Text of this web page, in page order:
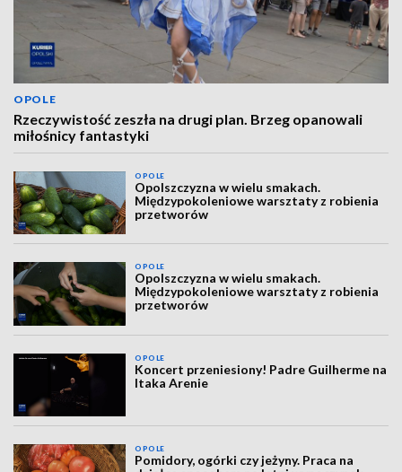
OPOLE
Rzeczywistość zeszła na drugi plan. Brzeg opanowali
miłośnicy fantastyki
OPOLE
Opolszczyzna w wielu smakach.
Międzypokoleniowe warsztaty z robienia
przetworów
OPOLE
Opolszczyzna w wielu smakach.
Międzypokoleniowe warsztaty z robienia
przetworów
OPOLE
Koncert przeniesiony! Padre Guilherme na
Itaka Arenie
OPOLE
Pomidory, ogórki czy jeżyny. Praca na